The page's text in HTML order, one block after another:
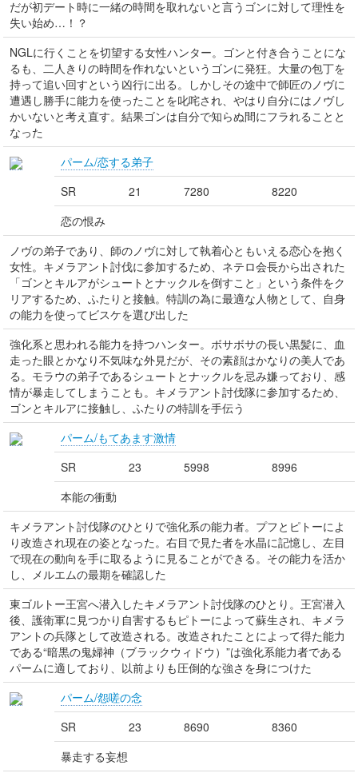
だが初デート時に一緒の時間を取れないと言うゴンに対して理性を
失い始め…！？
NGLに行くことを切望する女性ハンター。ゴンと付き合うことにな
るも、二人きりの時間を作れないというゴンに発狂。大量の包丁を
持って追い回すという凶行に出る。しかしその途中で師匠のノヴに
遭遇し勝手に能力を使ったことを叱咤され、やはり自分にはノヴし
かいないと考え直す。結果ゴンは自分で知らぬ間にフラれることと
なった
パーム/恋する弟子
SR
21 7280
8220
恋の恨み
ノヴの弟子であり、師のノヴに対して執着心ともいえる恋心を抱く
女性。キメラアント討伐に参加するため、ネテロ会長から出された
「ゴンとキルアがシュートとナックルを倒すこと」という条件をク
リアするため、ふたりと接触。特訓の為に最適な人物として、自身
の能力を使ってビスケを選び出した
強化系と思われる能力を持つハンター。ボサボサの長い黒髪に、血
走った眼とかなり不気味な外見だが、その素顔はかなりの美人であ
る。モラウの弟子であるシュートとナックルを忌み嫌っており、感
情が暴走してしまうことも。キメラアント討伐隊に参加するため、
ゴンとキルアに接触し、ふたりの特訓を手伝う
パーム/もてあます激情
SR
23 5998
8996
本能の衝動
キメラアント討伐隊のひとりで強化系の能力者。プフとピトーによ
り改造され現在の姿となった。右目で見た者を水晶に記憶し、左目
で現在の動向を手に取るように見ることができる。その能力を活か
し、メルエムの最期を確認した
東ゴルトー王宮へ潜入したキメラアント討伐隊のひとり。王宮潜入
後、護衛軍に見つかり自害するもピトーによって蘇生され、キメラ
アントの兵隊として改造される。改造されたことによって得た能力
である“暗黒の鬼婦神（ブラックウィドウ）”は強化系能力者である
パームに適しており、以前よりも圧倒的な強さを身につけた
パーム/怨嗟の念
SR
23 8690
8360
暴走する妄想